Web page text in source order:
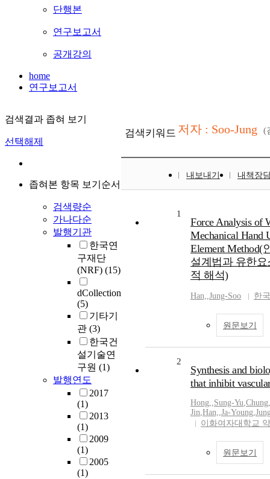
단행본
연구보고서
공개강의
home
연구보고서
검색결과 좁혀 보기
선택해제
좁혀본 항목 보기순서
검색량순
가나다순
발행기관
한국연
구재단
(NRF) (15)
dCollection
(5)
기타기
관 (3)
한국건
설기술연
구원 (1)
발행연도
2017
(1)
2013
(1)
2009
(1)
2005
(1)
검색키워드 저자 : Soo-Jung (
내보내기 내책장
1
Force Analysis of
Mechanical Hand
Element
설계법과 유한
적 해석)
Han,,Jung-Soo 한
원문보기
2
Synthesis and
that inhibit
Hong,,Sung-Yu,Chung,
Jin,Han,,Ja-Young,
이화여자대학교
원문보기